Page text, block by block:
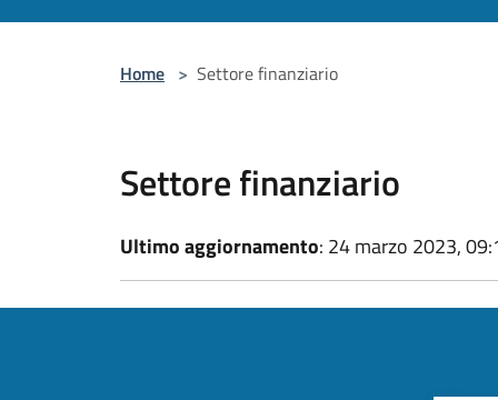
Home > Settore finanziario
Settore finanziario
Ultimo aggiornamento: 24 marzo 2023,